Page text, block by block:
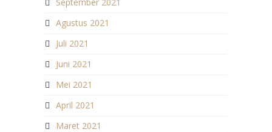
Agustus 2021
Juli 2021
Juni 2021
Mei 2021
April 2021
Maret 2021